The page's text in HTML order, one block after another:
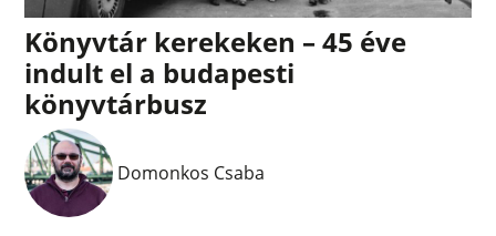
Könyvtár kerekeken – 45 éve
indult el a budapesti
könyvtárbusz
Domonkos Csaba